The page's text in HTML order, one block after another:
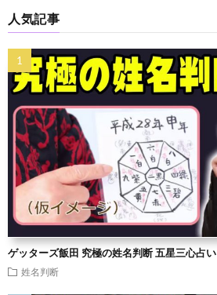
人気記事
ゲッターズ飯田 究極の姓名判断 五星三心占い
姓名判断